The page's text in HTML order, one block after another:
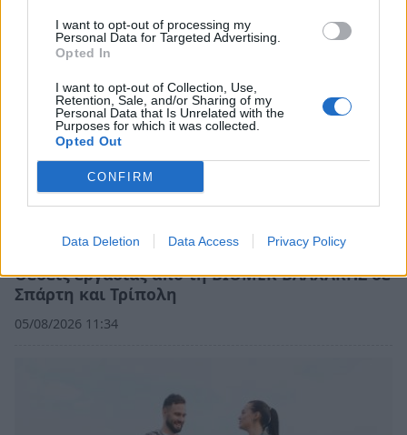
I want to opt-out of processing my
Personal Data for Targeted Advertising.
Opted In
I want to opt-out of Collection, Use,
Retention, Sale, and/or Sharing of my
Personal Data that Is Unrelated with the
Purposes for which it was collected.
Opted Out
CONFIRM
Data Deletion Data Access Privacy Policy
Θέσεις εργασίας από τη ΒΙΟΜΕΚ ΒΛΑΧΑΚΗΣ σε
Σπάρτη και Τρίπολη
05/08/2026 11:34